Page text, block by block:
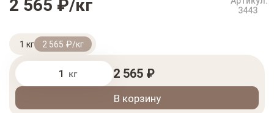
2 565 ₽/кг
3443
1 кг 2 565 ₽/кг
кг 2 565 ₽
В корзину